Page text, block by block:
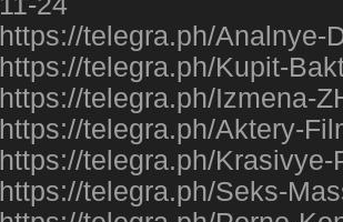
https://telegra.ph/Analnye-
https://telegra.ph/Kupit-
https://telegra.ph/Izmena-
https://telegra.ph/Aktery-
https://telegra.ph/
https://telegra.ph/Seks-